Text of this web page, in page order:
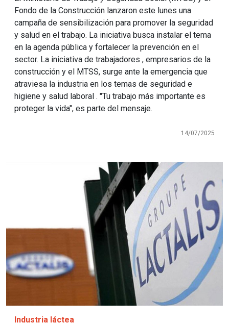
Fondo de la Construcción lanzaron este lunes una
campaña de sensibilización para promover la seguridad
y salud en el trabajo. La iniciativa busca instalar el tema
en la agenda pública y fortalecer la prevención en el
sector. La iniciativa de trabajadores , empresarios de la
construcción y el MTSS, surge ante la emergencia que
atraviesa la industria en los temas de seguridad e
higiene y salud laboral . "Tu trabajo más importante es
proteger la vida", es parte del mensaje.
14/07/2025
Industria láctea